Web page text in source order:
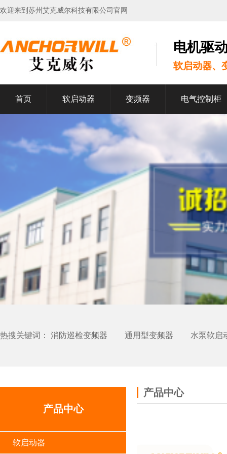
欢迎来到苏州艾克威尔科技有限公司官网
电机驱
软启动器、
首页 软启动器 变频器 电气控制柜
热搜关键词： 消防巡检变频器 通用型变频器 水泵软启
产品中心
软启动器
产品中心